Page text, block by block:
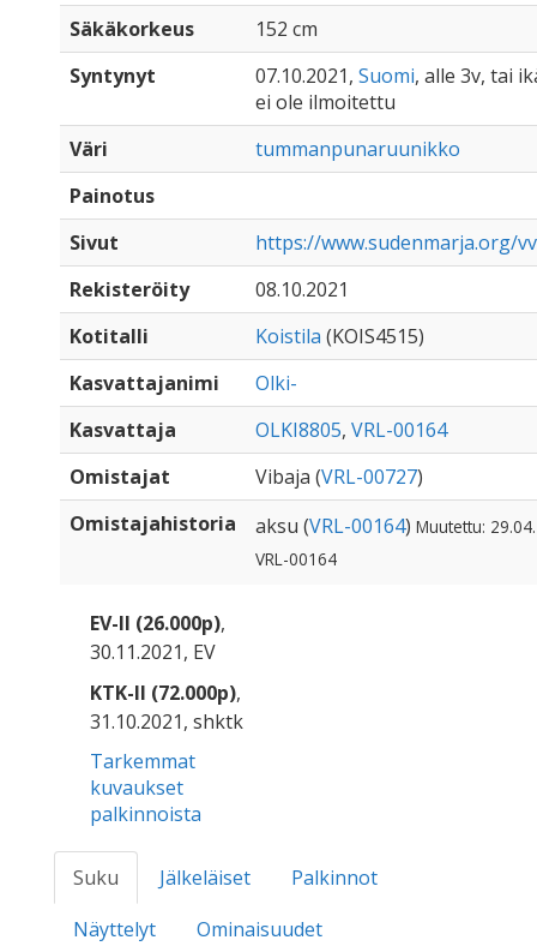
Säkäkorkeus
152 cm
Syntynyt
07.10.2021, Suomi, alle 3v, tai
ei ole ilmoitettu
Väri
tummanpunaruunikko
Painotus
Sivut
https://www.sudenmarja.org/
Rekisteröity
08.10.2021
Kotitalli
Koistila (KOIS4515)
Kasvattajanimi
Olki-
Kasvattaja
OLKI8805, VRL-00164
Omistajat
Vibaja (VRL-00727)
Omistajahistoria
aksu (VRL-00164) Muutettu:
VRL-00164
EV-II (26.000p),
30.11.2021, EV
KTK-II (72.000p),
31.10.2021, shktk
Tarkemmat
kuvaukset
palkinnoista
Suku Jälkeläiset
Palkinnot
Näyttelyt
Ominaisuudet